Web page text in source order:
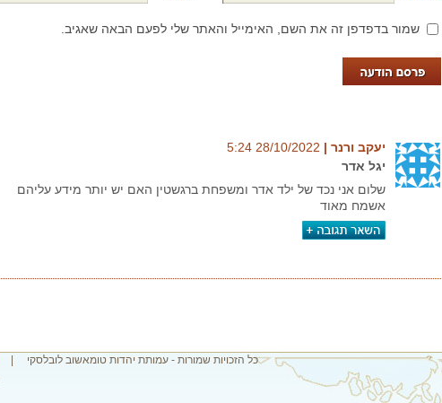
שמור בדפדפן זה את השם, האימייל והאתר שלי לפעם הבאה שאגיב.
יעקב ורנר‏ |
יגל אדר
שלום אני נכד של ילד אדר ומשפחת ברגשטין האם יש יותר מידע עליהם
אשמח מאוד
כל הזכויות שמורות - עמותת יהדות טומאשוב לובלסקי